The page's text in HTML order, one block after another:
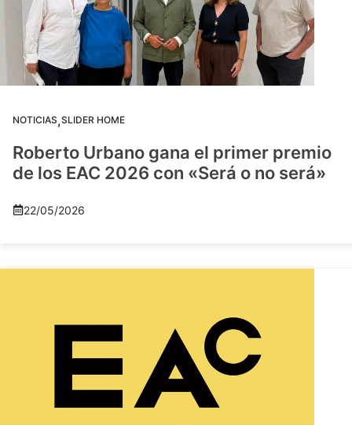
NOTICIAS,SLIDER HOME
Roberto Urbano gana el primer premio
de los EAC 2026 con «Será o no será»
22/05/2026